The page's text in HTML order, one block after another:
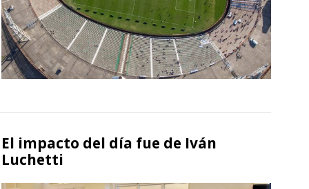
El impacto del día fue de Iván
Luchetti